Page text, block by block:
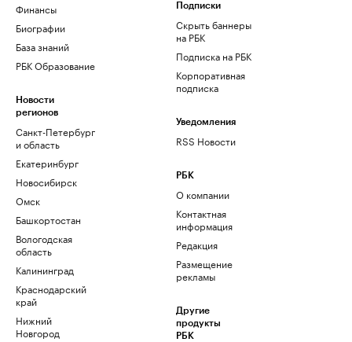
Финансы
Биографии
База знаний
РБК Образование
Новости
регионов
Санкт-Петербург
и область
Екатеринбург
Новосибирск
Омск
Башкортостан
Вологодская
область
Калининград
Краснодарский
край
Нижний
Новгород
Подписки
Скрыть баннеры
на РБК
Подписка на РБК
Корпоративная
подписка
Уведомления
RSS Новости
РБК
О компании
Контактная
информация
Редакция
Размещение
рекламы
Другие
продукты
РБК